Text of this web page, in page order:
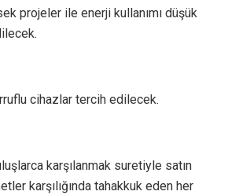
projeler ile enerji kullanımı düşük
cihazlar tercih edilecek.
karşılanmak suretiyle satın
karşılığında tahakkuk eden her